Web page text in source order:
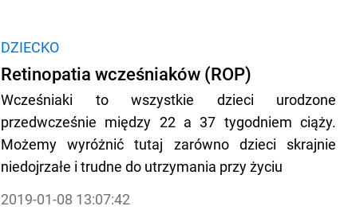
DZIECKO
Retinopatia wcześniaków (ROP)
Wcześniaki to wszystkie dzieci urodzone
przedwcześnie między 22 a 37 tygodniem ciąży.
Możemy wyróżnić tutaj zarówno dzieci skrajnie
niedojrzałe i trudne do utrzymania przy życiu
2019-01-08 13:07:42